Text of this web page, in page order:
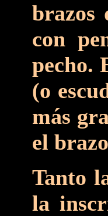
brazos
con
pecho.
(o
más
el
Tanto
la